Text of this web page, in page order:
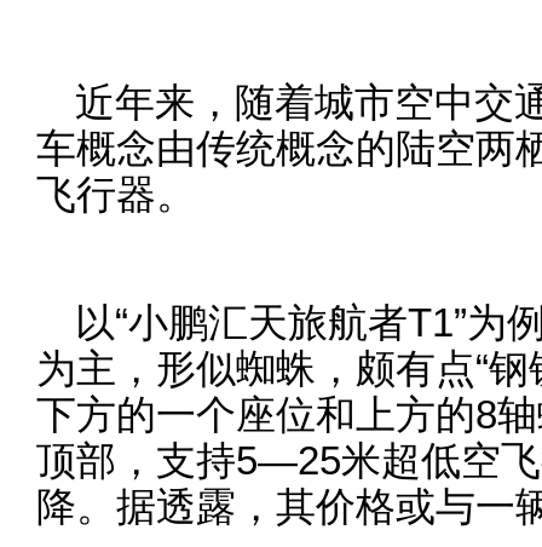
近年来，随着城市空中交
车概念由传统概念的陆空两
飞行器。
以“小鹏汇天旅航者T1”为
为主，形似蜘蛛，颇有点“
下方的一个座位和上方的8
顶部，支持5—25米超低空
降。据透露，其价格或与一